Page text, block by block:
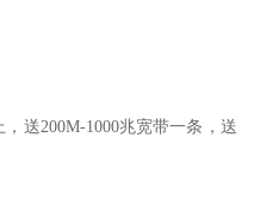
送200M-1000兆宽带一条，送